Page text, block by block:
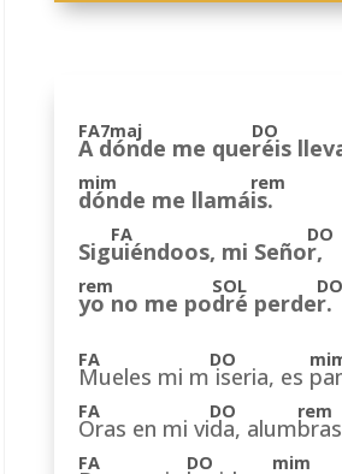
A dónde me queréis
dónde me llamáis.
Siguiéndoos, mi Señor,
yo no me podré perder.
Mueles mi m iseria, es
Oras en mi vida, alum